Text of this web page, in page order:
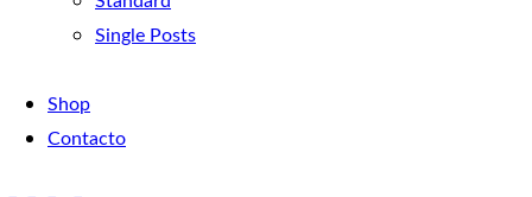
Single Posts
Shop
Contacto